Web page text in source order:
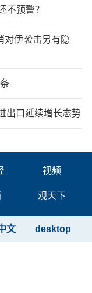
不预警？
对伊袭击另有隐
出口延续增长态势
视频
观天下
desktop
文